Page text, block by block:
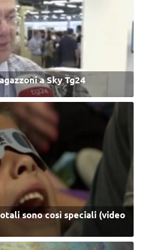
a Sky Tg24
sono così speciali (video